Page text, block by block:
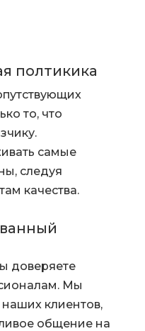
полтикика
то, что
самые
следуя
качества.
доверяете
Мы
клиентов,
общение на